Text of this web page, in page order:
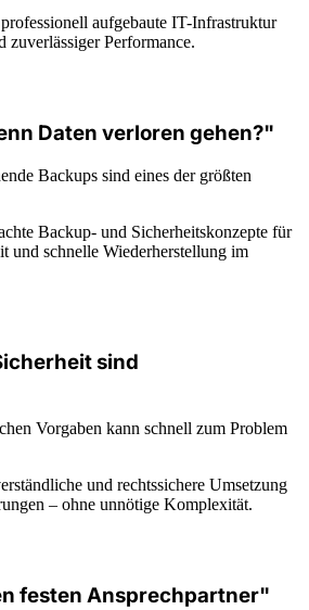
aufgebaute IT-Infrastruktur
zuverlässiger Performance.
Daten verloren gehen?"
Backups sind eines der größten
Backup- und Sicherheitskonzepte für
und schnelle Wiederherstellung im
sind
Vorgaben kann schnell zum Problem
und rechtssichere Umsetzung
– ohne unnötige Komplexität.
festen Ansprechpartner"